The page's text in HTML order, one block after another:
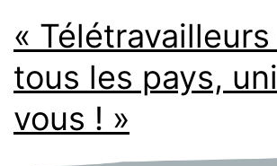
«
tous les pays,
vous ! »